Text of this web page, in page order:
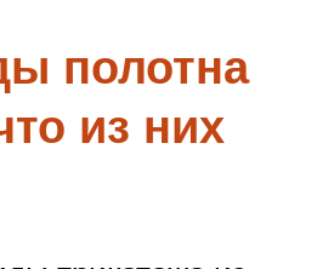
полотна
из них